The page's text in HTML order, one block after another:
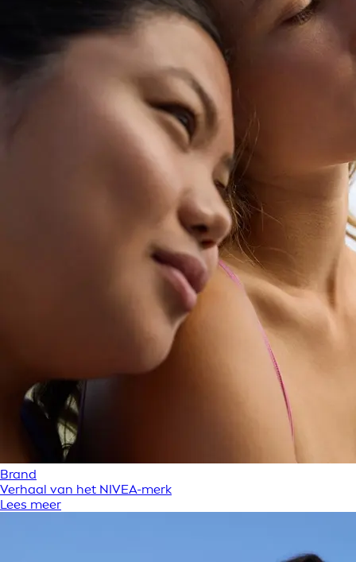
Brand
Verhaal van het NIVEA-merk
Lees meer